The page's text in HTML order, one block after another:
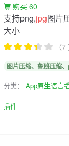
购买 60
支持png,jpg图片
大小
（
图片压缩、鲁班压缩
分类：App原生语言
插件